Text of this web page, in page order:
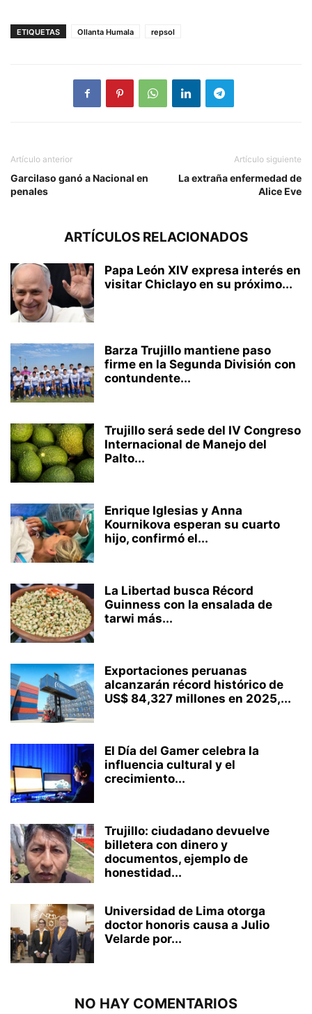
ETIQUETAS Ollanta Humala repsol
Artículo anterior
Garcilaso ganó a Nacional en
penales
Artículo siguiente
La extraña enfermedad de
Alice Eve
ARTÍCULOS RELACIONADOS
Papa León XIV expresa interés en
visitar Chiclayo en su próximo...
Barza Trujillo mantiene paso
firme en la Segunda División con
contundente...
Trujillo será sede del IV Congreso
Internacional de Manejo del
Palto...
Enrique Iglesias y Anna
Kournikova esperan su cuarto
hijo, confirmó el...
La Libertad busca Récord
Guinness con la ensalada de
tarwi más...
Exportaciones peruanas
alcanzarán récord histórico de
US$ 84,327 millones en 2025,...
El Día del Gamer celebra la
influencia cultural y el
crecimiento...
Trujillo: ciudadano devuelve
billetera con dinero y
documentos, ejemplo de
honestidad...
Universidad de Lima otorga
doctor honoris causa a Julio
Velarde por...
NO HAY COMENTARIOS